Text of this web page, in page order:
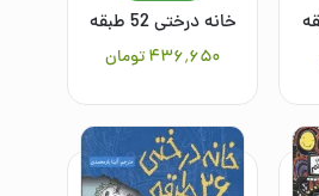
خانه درختی 52 طبقه
۴۳۶٬۶۵۰تومان